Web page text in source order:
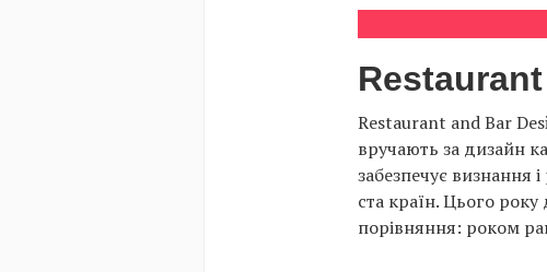
Restaurant and Bar
вручають за дизайн
забезпечує визнання
ста країн. Цього
порівняння: роком